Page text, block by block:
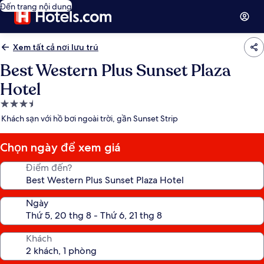
Đến trang nội dung
Xem tất cả nơi lưu trú
Best Western Plus Sunset Plaza
Hotel
Nơi
lưu
3.5
sao
Khách sạn với hồ bơi ngoài trời, gần Sunset Strip
Chọn ngày để xem giá
Điểm đến?
Ngày
Khách